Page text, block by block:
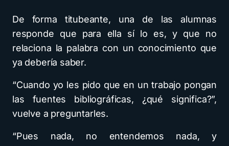
De forma titubeante, una de las alumnas
responde que para ella sí lo es, y que no
relaciona la palabra con un conocimiento que
ya debería saber.
“Cuando yo les pido que en un trabajo pongan
las fuentes bibliográficas, ¿qué significa?”,
vuelve a preguntarles.
“Pues nada, no entendemos nada, y